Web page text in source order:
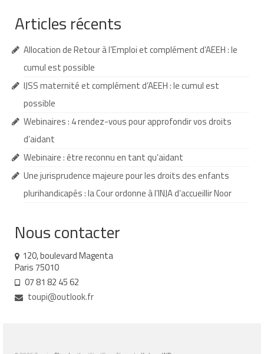
Soutenir TouPI
Faire un don à TouPI
Devenir bénévole pour TouPI
Liens
Articles récents
Allocation de Retour à l’Emploi et complément d’AEEH : le
cumul est possible
IJSS maternité et complément d’AEEH : le cumul est
possible
Webinaires : 4 rendez-vous pour approfondir vos droits
d’aidant
Webinaire : être reconnu en tant qu’aidant
Une jurisprudence majeure pour les droits des enfants
plurihandicapés : la Cour ordonne à l’INJA d’accueillir Noor
Nous contacter
120, boulevard Magenta
Paris 75010
07 81 82 45 62
toupi@outlook.fr